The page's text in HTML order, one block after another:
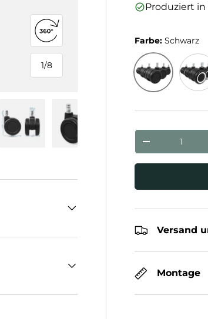
1/
von
8
360°-Ansicht öffnen
Bild 6 in Galerieansicht laden
Bild 7 in Galerieansicht
Bild 8 in
Produziert
Farbe:Schwarz
Menge
Versand
Montage